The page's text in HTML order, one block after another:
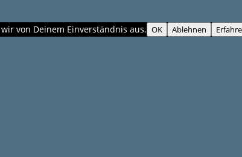
von Deinem Einverständnis aus. OK Ablehnen